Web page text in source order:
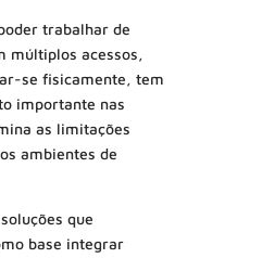
trabalhar de
múltiplos acessos,
se fisicamente, tem
importante nas
as limitações
ambientes de
que
base integrar